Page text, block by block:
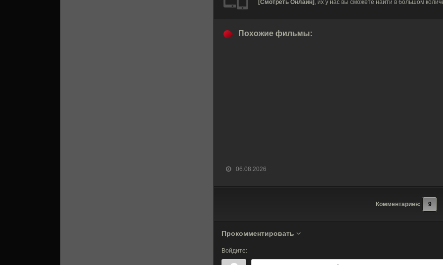
[Смотреть Онлайн], их у нас вы сможете найти в большом
06.08.2026
Похожие фильмы:
Комментариев: 9
Прокомментировать
Войдите: